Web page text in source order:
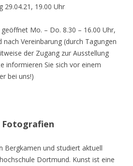
29.04.21, 19.00 Uhr
geöffnet Mo. – Do. 8.30 – 16.00 Uhr,
nach Vereinbarung (durch Tagungen
der Zugang zur Ausstellung
informieren Sie sich vor einem
bei uns!)
Fotografien
Bergkamen und studiert aktuell
Dortmund. Kunst ist eine